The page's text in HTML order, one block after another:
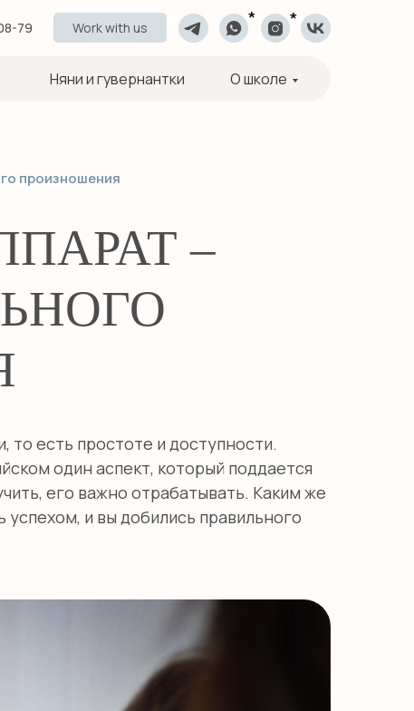
Няни и гувернантки О школе
79 Work with us * *
произношения
–
то есть простоте и доступности.
один аспект, который поддается
его важно отрабатывать. Каким же
и вы добились правильного